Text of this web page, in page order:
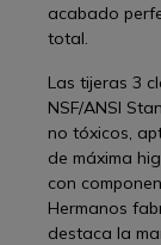
acabado
total.
Las tijeras 3
NSF/ANSI
no tóxicos,
de máxima
con
Hermanos
destaca la